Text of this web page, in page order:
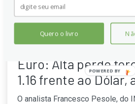
Euro: Alta perde
1.16 frente ao Dólar,
O analista Francesco Pesole, do
Quero o livro
POWERED
BY